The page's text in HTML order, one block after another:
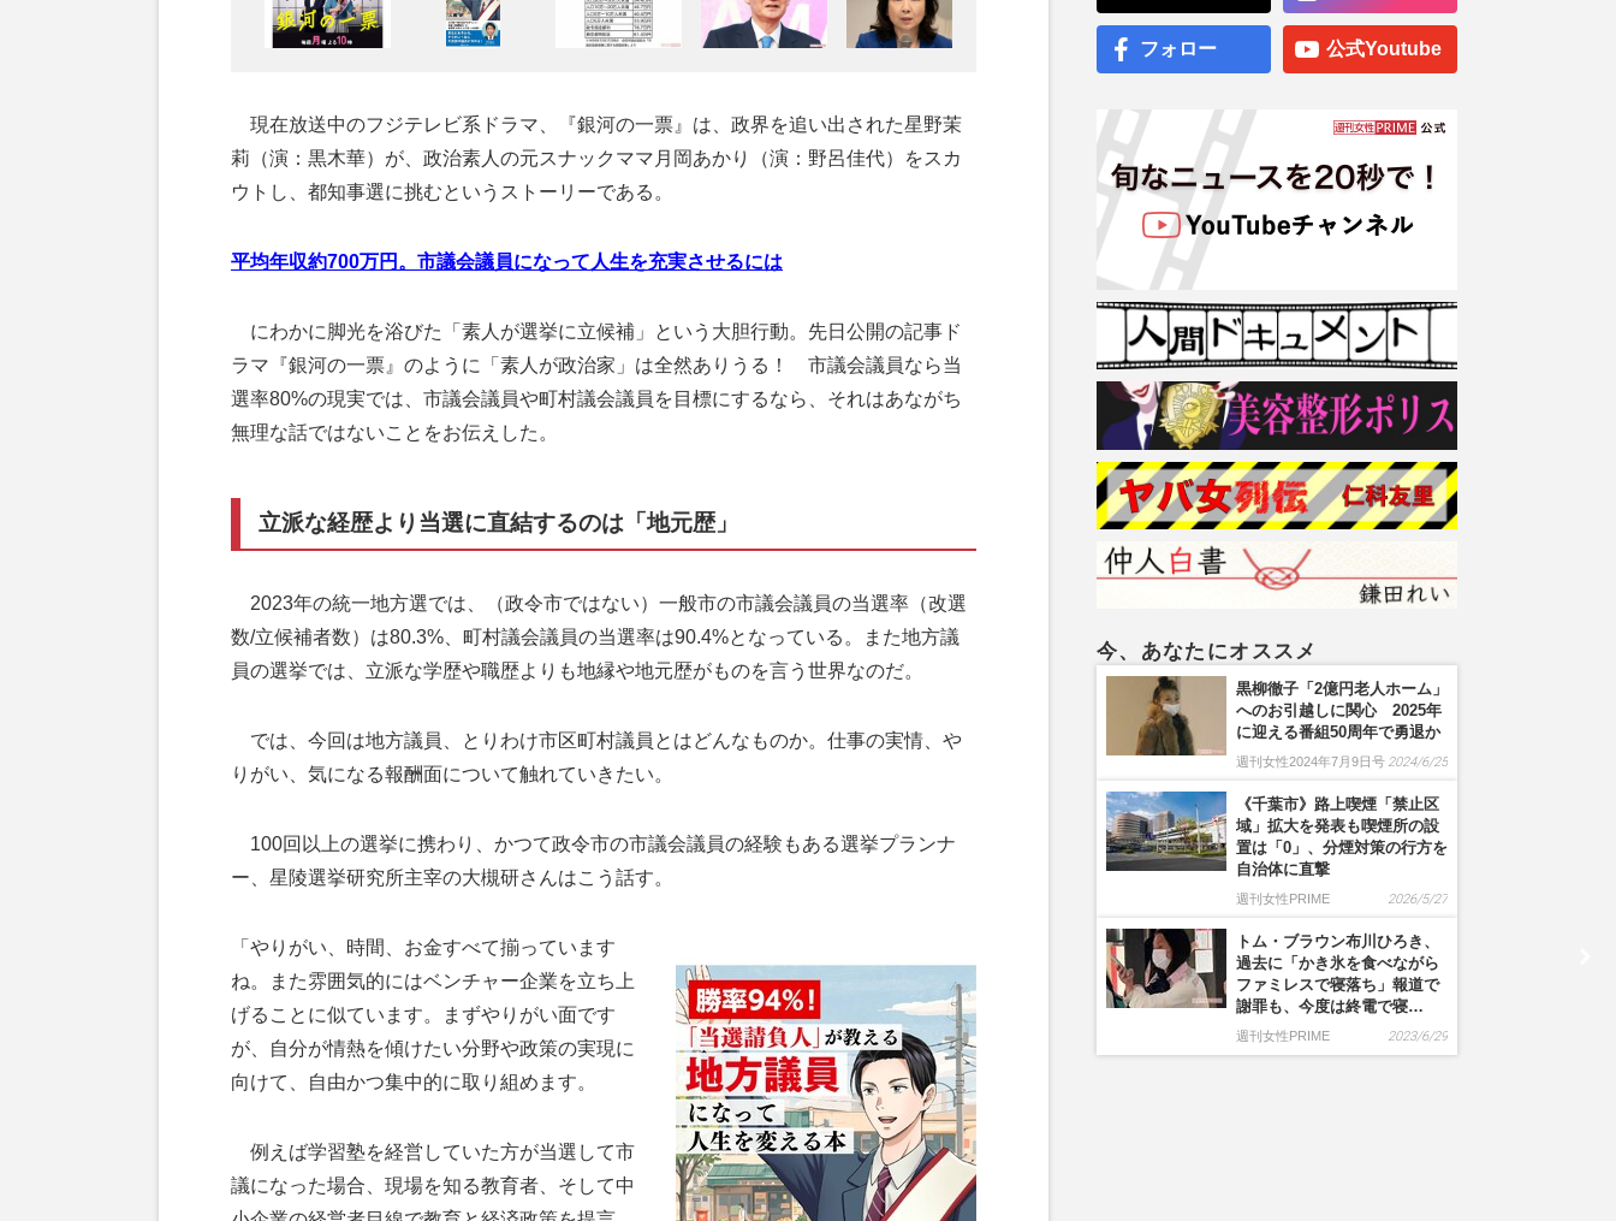
現在放送中のフジテレビ系ドラマ、『銀河の一票』は、政界を追い出された星野茉
莉（演：黒木華）が、政治素人の元スナックママ月岡あかり（演：野呂佳代）をスカ
ウトし、都知事選に挑むというストーリーである。
平均年収約700万円。市議会議員になって人生を充実させるには
にわかに脚光を浴びた「素人が選挙に立候補」という大胆行動。先日公開の記事ド
ラマ『銀河の一票』のように「素人が政治家」は全然ありうる！ 市議会議員なら当
選率80%の現実では、市議会議員や町村議会議員を目標にするなら、それはあながち
無理な話ではないことをお伝えした。
立派な経歴より当選に直結するのは「地元歴」
2023年の統一地方選では、（政令市ではない）一般市の市議会議員の当選率（改選
数/立候補者数）は80.3%、町村議会議員の当選率は90.4%となっている。また地方議
員の選挙では、立派な学歴や職歴よりも地縁や地元歴がものを言う世界なのだ。
では、今回は地方議員、とりわけ市区町村議員とはどんなものか。仕事の実情、や
りがい、気になる報酬面について触れていきたい。
100回以上の選挙に携わり、かつて政令市の市議会議員の経験もある選挙プランナ
ー、星陵選挙研究所主宰の大槻研さんはこう話す。
「やりがい、時間、お金すべて揃っています
ね。また雰囲気的にはベンチャー企業を立ち上
げることに似ています。まずやりがい面です
が、自分が情熱を傾けたい分野や政策の実現に
向けて、自由かつ集中的に取り組めます。
例えば学習塾を経営していた方が当選して市
議になった場合、現場を知る教育者、そして中
フォロー 公式Youtube
今、あなたにオススメ
黒柳徹子「2億円老人ホーム」
へのお引越しに関心 2025年
に迎える番組50周年で勇退か
週刊女性2024年7月9日号 2024/6/25
《千葉市》路上喫煙「禁止区
域」拡大を発表も喫煙所の設
置は「0」、分煙対策の行方を
自治体に直撃
週刊女性PRIME 2026/5/27
トム・ブラウン布川ひろき、
過去に「かき氷を食べながら
ファミレスで寝落ち」報道で
謝罪も、今度は終電で寝…
週刊女性PRIME 2023/6/29